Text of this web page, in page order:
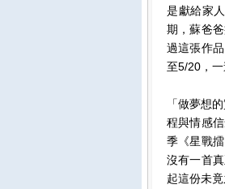
是獻給家
期，蘇爸
過這張作
至5/20，一
「做夢想
程與情感
季《星戰
沒有一首
起這份未